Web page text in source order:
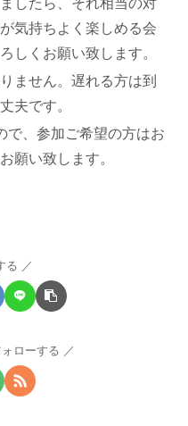
気持ちよく楽しめる会
しくお願い致します。
ません。遅れる方は到
夫です。
で、参加ご希望の方はお
願い致します。
る
ローする